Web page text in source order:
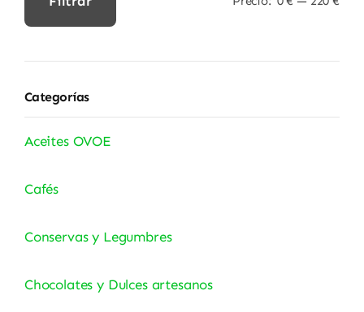
Categorías
Aceites OVOE
Cafés
Conservas y Legumbres
Chocolates y Dulces artesanos